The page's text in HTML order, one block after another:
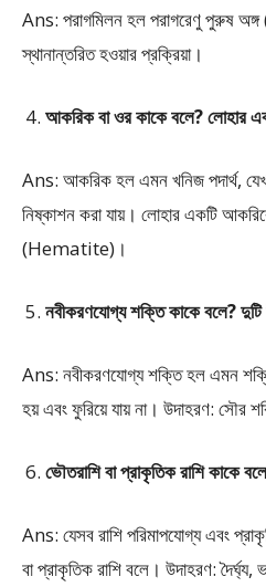
Ans: পরাগমিলন হল পরাগরেণু পুরুষ অঙ্গ
স্থানান্তরিত হওয়ার প্রক্রিয়া।
আকরিক বা ওর কাকে বলে? লোহার
Ans: আকরিক হল এমন খনিজ পদার্থ,
নিষ্কাশন করা যায়। লোহার একটি
(Hematite)।
নবীকরণযোগ্য শক্তি কাকে বলে?
Ans: নবীকরণযোগ্য শক্তি হল এমন
হয় এবং ফুরিয়ে যায় না। উদাহরণ: সৌর
ভৌতরাশি বা প্রাকৃতিক রাশি কাকে
Ans: যেসব রাশি পরিমাপযোগ্য এবং
বা প্রাকৃতিক রাশি বলে। উদাহরণ: